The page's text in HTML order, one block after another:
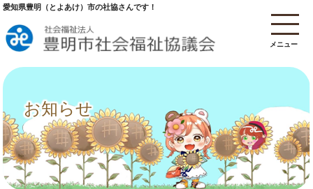
メニュー
愛知県豊明（とよあけ）市の社協さんです！
お知らせ